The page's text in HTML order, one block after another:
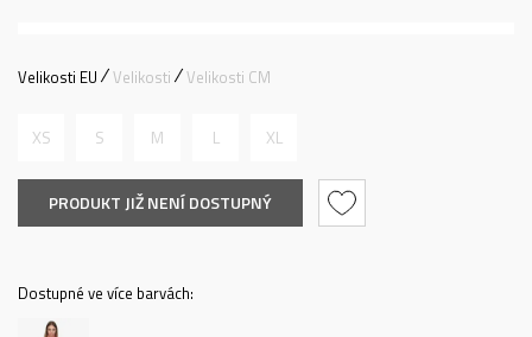
Velikosti EU Velikosti Velikosti CM
XS S M L XL
PRODUKT JIŽ NENÍ DOSTUPNÝ
Dostupné ve více barvách: